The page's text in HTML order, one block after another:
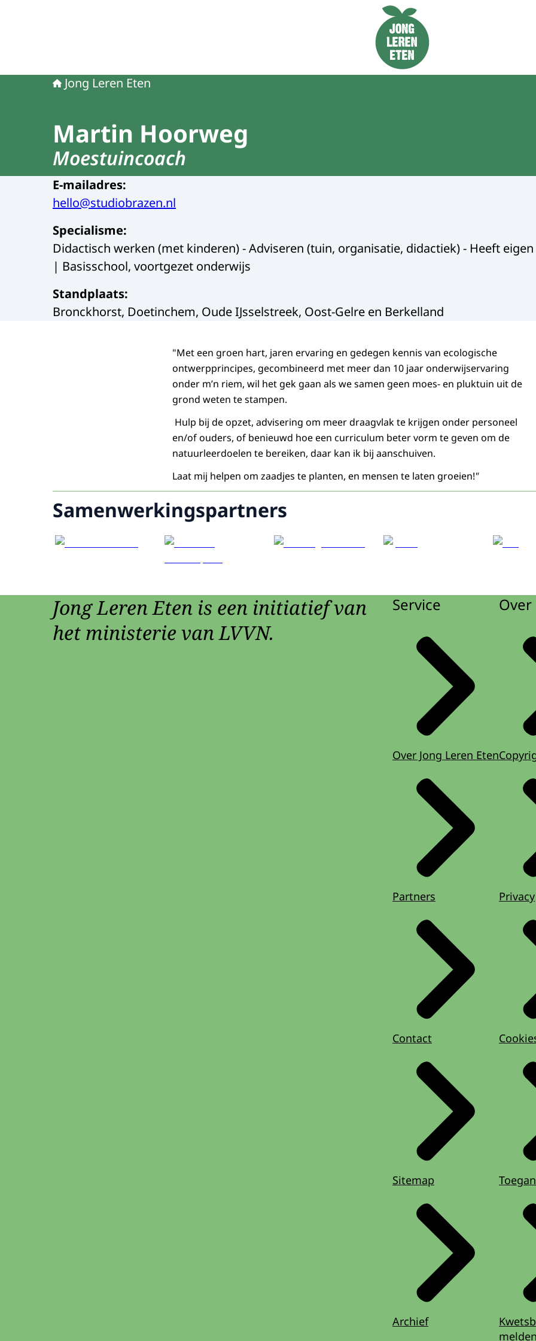
Naar de homepage van Jong Leren Eten
Jong Leren Eten
Martin Hoorweg
Moestuincoach
E-mailadres:
hello@studiobrazen.nl
Specialisme:
Didactisch werken (met kinderen) - Adviseren (tuin, organisatie, didactiek) - Heeft
| Basisschool, voortgezet onderwijs
Standplaats:
Bronckhorst, Doetinchem, Oude IJsselstreek, Oost-Gelre en Berkelland
"Met een groen hart, jaren ervaring en gedegen kennis van ecologische
ontwerpprincipes, gecombineerd met meer dan 10 jaar onderwijservaring
onder m’n riem, wil het gek gaan als we samen geen moes- en pluktuin uit de
grond weten te stampen.
Hulp bij de opzet, advisering om meer draagvlak te krijgen onder personeel
en/of ouders, of benieuwd hoe een curriculum beter vorm te geven om de
natuurleerdoelen te bereiken, daar kan ik bij aanschuiven.
Laat mij helpen om zaadjes te planten, en mensen te laten groeien!"
Samenwerkingspartners
Jong Leren Eten is een initiatief van
het ministerie van LVVN.
Service
Over Jong Leren Eten
Partners
Contact
Sitemap
Archief
Privacy